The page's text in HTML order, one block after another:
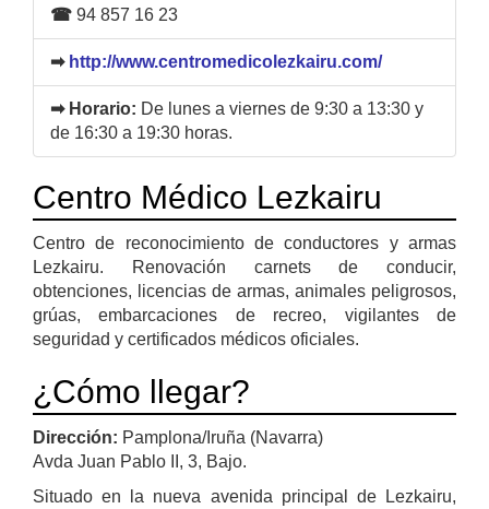
☎ 94 857 16 23
➡ http://www.centromedicolezkairu.com/
➡ Horario: De lunes a viernes de 9:30 a 13:30 y
de 16:30 a 19:30 horas.
Centro Médico Lezkairu
Centro de reconocimiento de conductores y armas
Lezkairu. Renovación carnets de conducir,
obtenciones, licencias de armas, animales peligrosos,
grúas, embarcaciones de recreo, vigilantes de
seguridad y certificados médicos oficiales.
¿Cómo llegar?
Dirección: Pamplona/Iruña (Navarra)
Avda Juan Pablo II, 3, Bajo.
Situado en la nueva avenida principal de Lezkairu,